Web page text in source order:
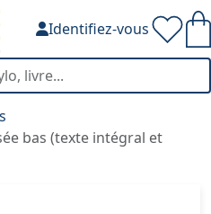
Identifiez-vous
bas (texte intégral et